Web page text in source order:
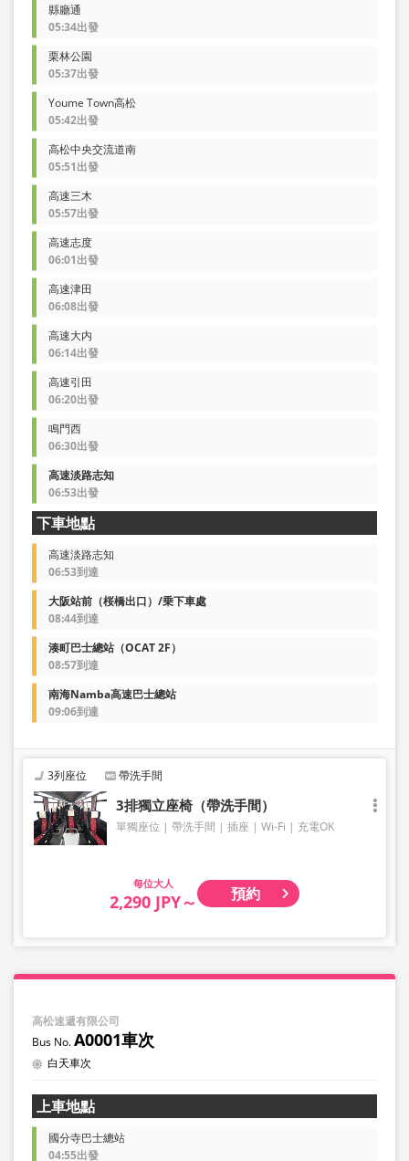
縣廳通
05:34出發
栗林公園
05:37出發
Youme Town高松
05:42出發
高松中央交流道南
05:51出發
高速三木
05:57出發
高速志度
06:01出發
高速津田
06:08出發
高速大内
06:14出發
高速引田
06:20出發
鳴門西
06:30出發
高速淡路志知
06:53出發
下車地點
高速淡路志知
06:53到達
大阪站前（桜橋出口）/乗下車處
08:44到達
湊町巴士總站（OCAT 2F）
08:57到達
南海Namba高速巴士總站
09:06到達
3列座位 帶洗手間
3排獨立座椅（帶洗手間）
單獨座位 帶洗手間 插座 Wi-Fi 充電OK
大人
2,290 JPY～ 預約
高松速遞有限公司
A0001車次
白天車次
上車地點
國分寺巴士總站
04:55出發